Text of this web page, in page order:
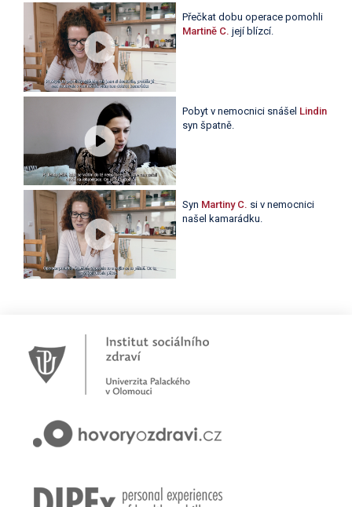
Přečkat dobu operace pomohli
Martině C. její blízcí.
Pobyt v nemocnici snášel Lindin
syn špatně.
Syn Martiny C. si v nemocnici
našel kamarádku.